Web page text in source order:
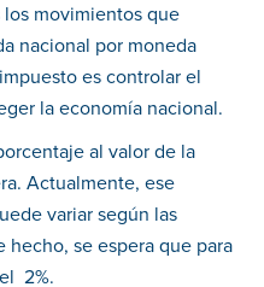
los movimientos que
nacional por moneda
es controlar el
la economía nacional.
al valor de la
Actualmente, ese
variar según las
hecho, se espera que para
2%.